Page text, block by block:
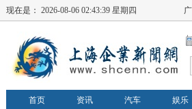
现在是： 2026-08-06 02:43:40 星期四
首页 资讯 汽车 娱乐